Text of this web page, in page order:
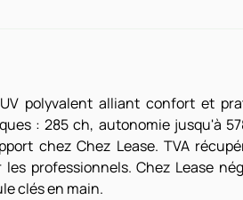
polyvalent alliant confort et
: 285 ch, autonomie jusqu'à
chez Chez Lease. TVA
professionnels. Chez Lease
clés en main.